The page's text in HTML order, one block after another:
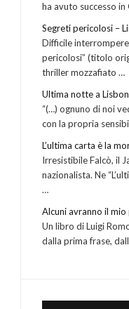
ha avuto successo
Segreti pericolosi –
Difficile
pericolosi” (titolo
thriller mozzafiato …
Ultima notte a
“(…) ognuno di noi
con la propria
L’ultima carta è la
Irresistibile Falcò, il
nazionalista. Ne
…
Alcuni avranno il
Un libro di Luigi
dalla prima frase,